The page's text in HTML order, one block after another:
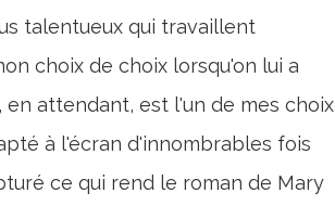
talentueux qui travaillent
choix de choix lorsqu'on lui a
attendant, est l'un de mes choix
à l'écran d'innombrables fois
ce qui rend le roman de Mary